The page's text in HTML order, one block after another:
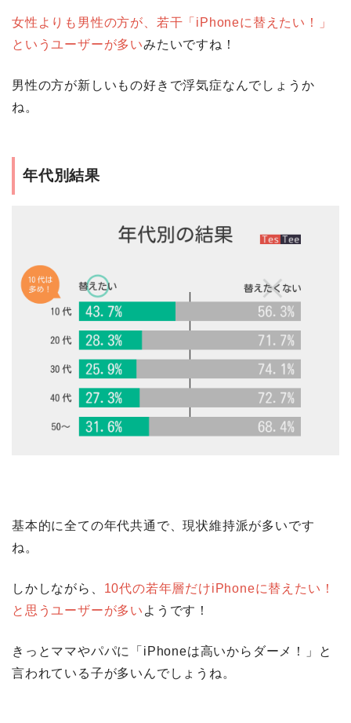
女性よりも男性の方が、若干「iPhoneに替えたい！」
というユーザーが多いみたいですね！
男性の方が新しいもの好きで浮気症なんでしょうか
ね。
年代別結果
基本的に全ての年代共通で、現状維持派が多いです
ね。
しかしながら、 10代の若年層だけiPhoneに替えたい！
と思うユーザーが多い ようです！
きっとママやパパに「iPhoneは高いからダーメ！」と
言われている子が多いんでしょうね。